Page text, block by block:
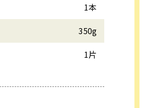
1本
350g
1片